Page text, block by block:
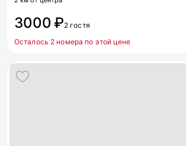
3000 ₽2 гостя
Осталось 2 номера по этой цене